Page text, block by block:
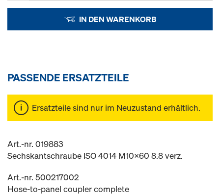
IN DEN WARENKORB
PASSENDE ERSATZTEILE
Ersatzteile sind nur im Neuzustand erhältlich.
Art.-nr. 019883
Sechskantschraube ISO 4014 M10x60 8.8 verz.
Art.-nr. 500217002
Hose-to-panel coupler complete